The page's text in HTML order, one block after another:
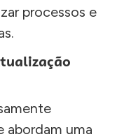
processos e
abordam uma